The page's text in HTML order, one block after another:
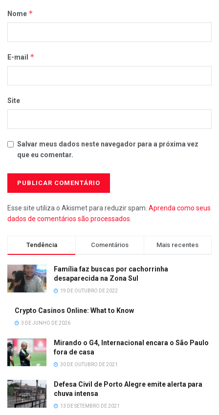
Nome *
E-mail *
Site
Salvar meus dados neste navegador para a próxima vez
que eu comentar.
Esse site utiliza o Akismet para reduzir spam. Aprenda como seus
dados de comentários são processados
Tendência Comentários Mais recentes
Família faz buscas por cachorrinha
desaparecida na Zona Sul
19 DE OUTUBRO DE 2022
Crypto Casinos Online: What to Know
3 DE JUNHO DE 2026
Mirando o G4, Internacional encara o São Paulo
fora de casa
30 DE OUTUBRO DE 2021
Defesa Civil de Porto Alegre emite alerta para
chuva intensa
13 DE SETEMBRO DE 2021